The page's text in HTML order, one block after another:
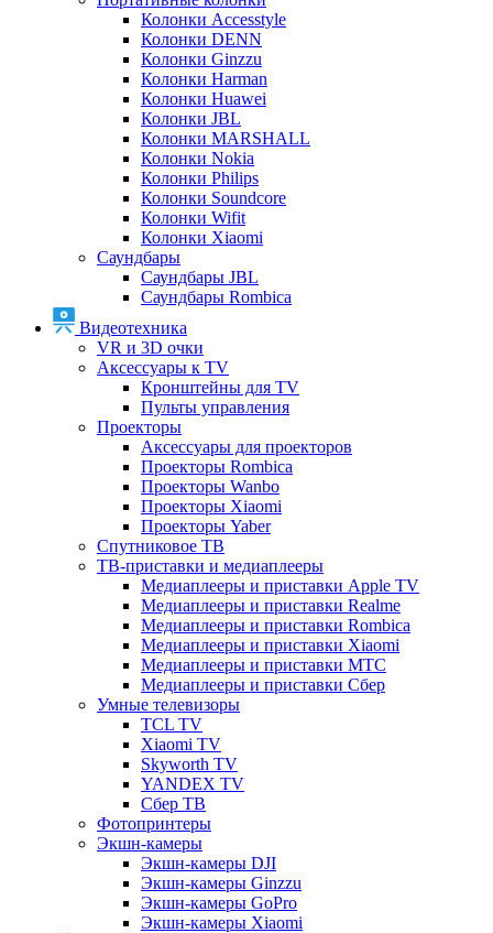
Колонки Accesstyle
Колонки DENN
Колонки Ginzzu
Колонки Harman
Колонки Huawei
Колонки JBL
Колонки MARSHALL
Колонки Nokia
Колонки Philips
Колонки Soundcore
Колонки Wifit
Колонки Xiaomi
Саундбары
Саундбары JBL
Саундбары Rombica
Видеотехника
VR и 3D очки
Аксессуары к TV
Кронштейны для TV
Пульты управления
Проекторы
Аксессуары для проекторов
Проекторы Rombica
Проекторы Wanbo
Проекторы Xiaomi
Проекторы Yaber
Спутниковое ТВ
ТВ-приставки и медиаплееры
Медиаплееры и приставки Apple TV
Медиаплееры и приставки Realme
Медиаплееры и приставки Rombica
Медиаплееры и приставки Xiaomi
Медиаплееры и приставки МТС
Медиаплееры и приставки Сбер
Умные телевизоры
TCL TV
Xiaomi TV
Skyworth TV
YANDEX TV
Сбер ТВ
Фотопринтеры
Экшн-камеры
Экшн-камеры DJI
Экшн-камеры Ginzzu
Экшн-камеры GoPro
Экшн-камеры Xiaomi